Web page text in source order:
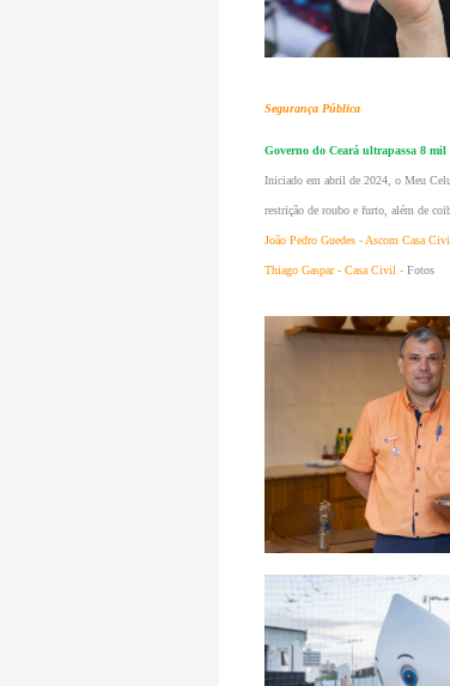
Segurança Pública
Governo do Ceará ultrapassa 8
Iniciado em abril de 2024, o Meu
restrição de roubo e furto, além de
João Pedro Guedes - Ascom Casa
Thiago Gaspar - Casa Civil - Fotos